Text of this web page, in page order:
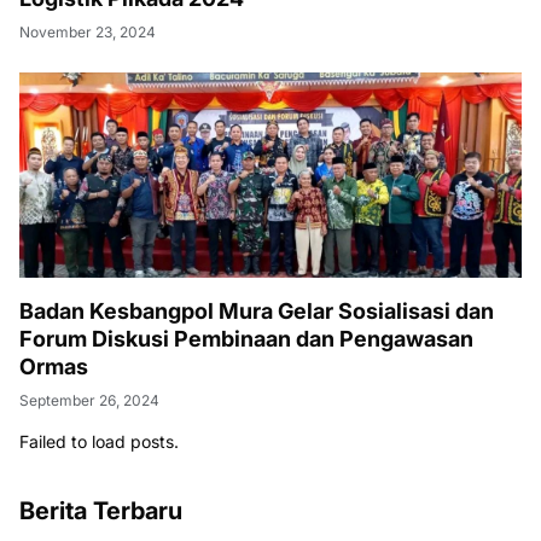
November 23, 2024
Badan Kesbangpol Mura Gelar Sosialisasi dan
Forum Diskusi Pembinaan dan Pengawasan
Ormas
September 26, 2024
Failed to load posts.
Berita Terbaru